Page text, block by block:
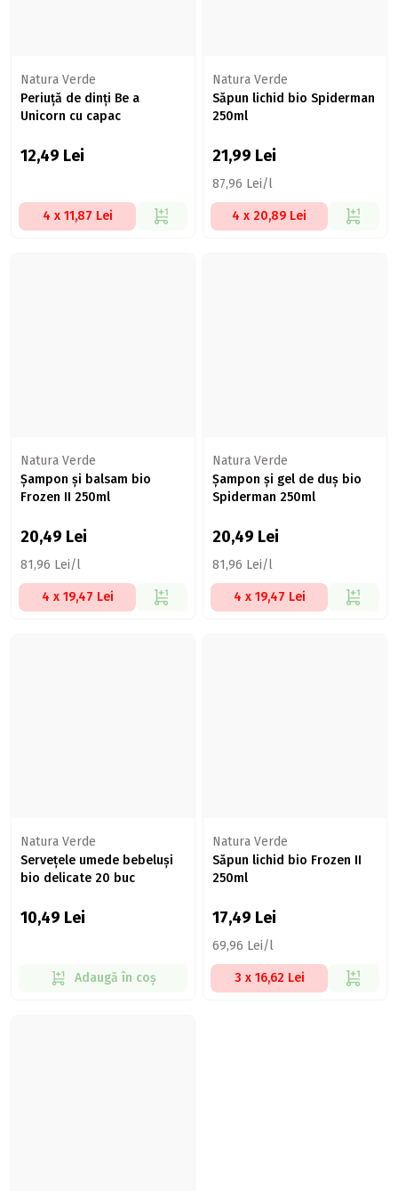
Natura Verde
Periuță de dinți Be a
Unicorn cu capac
12,49 Lei
4 x 11,87 Lei
Natura Verde
Săpun lichid bio Spiderman
250ml
21,99 Lei
87,96 Lei/l
4 x 20,89 Lei
Natura Verde
Șampon și balsam bio
Frozen II 250ml
20,49 Lei
81,96 Lei/l
4 x 19,47 Lei
Natura Verde
Șampon și gel de duș bio
Spiderman 250ml
20,49 Lei
81,96 Lei/l
4 x 19,47 Lei
Natura Verde
Servețele umede bebeluși
bio delicate 20 buc
10,49 Lei
Adaugă în coș
Natura Verde
Săpun lichid bio Frozen II
250ml
17,49 Lei
69,96 Lei/l
3 x 16,62 Lei